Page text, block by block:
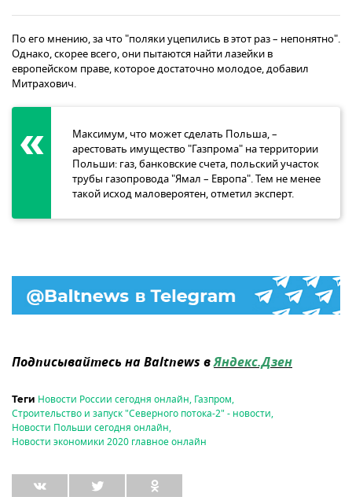
По его мнению, за что "поляки уцепились в этот раз – непонятно".
Однако, скорее всего, они пытаются найти лазейки в
европейском праве, которое достаточно молодое, добавил
Митрахович.
Максимум, что может сделать Польша, –
арестовать имущество "Газпрома" на территории
Польши: газ, банковские счета, польский участок
трубы газопровода "Ямал – Европа". Тем не менее
такой исход маловероятен, отметил эксперт.
Подписывайтесь на Baltnews вЯндекс.Дзен
Теги Новости России сегодня онлайн, Газпром,
Строительство и запуск "Северного потока-2" - новости,
Новости Польши сегодня онлайн,
Новости экономики 2020 главное онлайн